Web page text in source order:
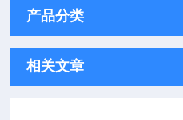
产品分类
相关文章